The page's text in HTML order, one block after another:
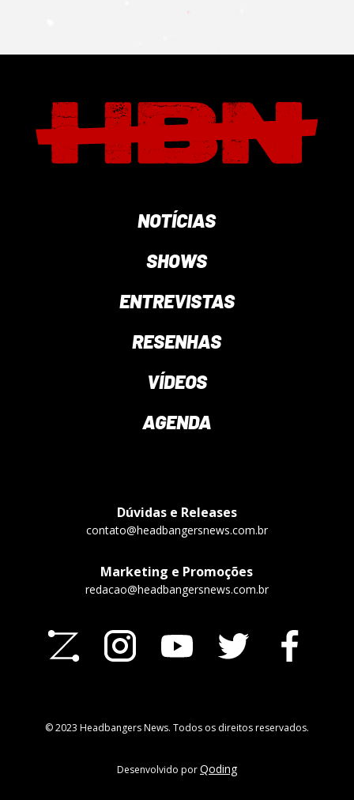
NOTÍCIAS
SHOWS
ENTREVISTAS
RESENHAS
VÍDEOS
AGENDA
Dúvidas e Releases
contato@headbangersnews.com.br
Marketing e Promoções
redacao@headbangersnews.com.br
© 2023 Headbangers News. Todos os direitos reservados.
Desenvolvido porQoding